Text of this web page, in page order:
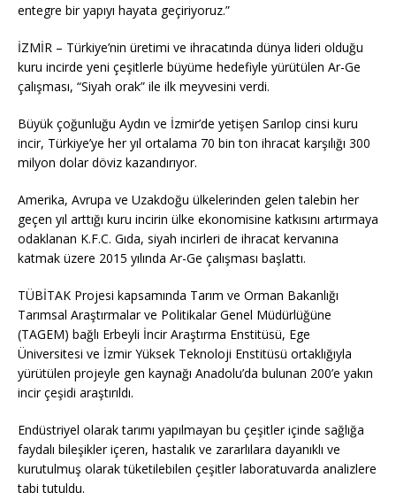
entegre bir yapıyı hayata geçiriyoruz.”
İZMİR – Türkiye’nin üretimi ve ihracatında dünya lideri olduğu
kuru incirde yeni çeşitlerle büyüme hedefiyle yürütülen Ar-Ge
çalışması, “Siyah orak” ile ilk meyvesini verdi.
Büyük çoğunluğu Aydın ve İzmir’de yetişen Sarılop cinsi kuru
incir, Türkiye’ye her yıl ortalama 70 bin ton ihracat karşılığı 300
milyon dolar döviz kazandırıyor.
Amerika, Avrupa ve Uzakdoğu ülkelerinden gelen talebin her
geçen yıl arttığı kuru incirin ülke ekonomisine katkısını artırmaya
odaklanan K.F.C. Gıda, siyah incirleri de ihracat kervanına
katmak üzere 2015 yılında Ar-Ge çalışması başlattı.
TÜBİTAK Projesi kapsamında Tarım ve Orman Bakanlığı
Tarımsal Araştırmalar ve Politikalar Genel Müdürlüğüne
(TAGEM) bağlı Erbeyli İncir Araştırma Enstitüsü, Ege
Üniversitesi ve İzmir Yüksek Teknoloji Enstitüsü ortaklığıyla
yürütülen projeyle gen kaynağı Anadolu’da bulunan 200’e yakın
incir çeşidi araştırıldı.
Endüstriyel olarak tarımı yapılmayan bu çeşitler içinde sağlığa
faydalı bileşikler içeren, hastalık ve zararlılara dayanıklı ve
kurutulmuş olarak tüketilebilen çeşitler laboratuvarda analizlere
tabi tutuldu.